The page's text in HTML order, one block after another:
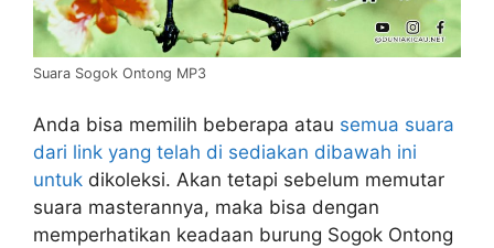
Suara Sogok Ontong MP3
Anda bisa memilih beberapa atau semua suara
dari link yang telah di sediakan dibawah ini
untuk dikoleksi. Akan tetapi sebelum memutar
suara masterannya, maka bisa dengan
memperhatikan keadaan burung Sogok Ontong